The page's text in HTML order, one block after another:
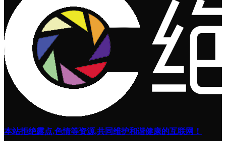
本站拒绝露点,色情等资源,共同维护和谐健康的互联网！